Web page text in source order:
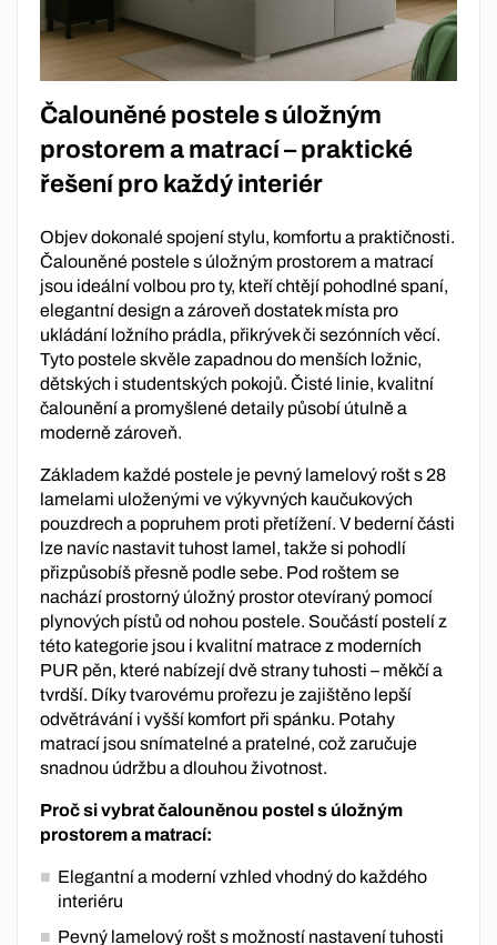
Čalouněné postele s úložným
prostorem a matrací – praktické
řešení pro každý interiér
Objev dokonalé spojení stylu, komfortu a praktičnosti.
Čalouněné postele s úložným prostorem a matrací
jsou ideální volbou pro ty, kteří chtějí pohodlné spaní,
elegantní design a zároveň dostatek místa pro
ukládání ložního prádla, přikrývek či sezónních věcí.
Tyto postele skvěle zapadnou do menších ložnic,
dětských i studentských pokojů. Čisté linie, kvalitní
čalounění a promyšlené detaily působí útulně a
moderně zároveň.
Základem každé postele je pevný lamelový rošt s 28
lamelami uloženými ve výkyvných kaučukových
pouzdrech a popruhem proti přetížení. V bederní části
lze navíc nastavit tuhost lamel, takže si pohodlí
přizpůsobíš přesně podle sebe. Pod roštem se
nachází prostorný úložný prostor otevíraný pomocí
plynových pístů od nohou postele. Součástí postelí z
této kategorie jsou i kvalitní matrace z moderních
PUR pěn, které nabízejí dvě strany tuhosti – měkčí a
tvrdší. Díky tvarovému prořezu je zajištěno lepší
odvětrávání i vyšší komfort při spánku. Potahy
matrací jsou snímatelné a pratelné, což zaručuje
snadnou údržbu a dlouhou životnost.
Proč si vybrat čalouněnou postel s úložným
prostorem a matrací:
Elegantní a moderní vzhled vhodný do každého
interiéru
Pevný lamelový rošt s možností nastavení tuhosti